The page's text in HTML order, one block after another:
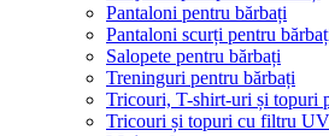
Pantaloni pentru bărbați
Pantaloni scurți pentru
Salopete pentru bărbați
Treninguri pentru bărbați
Tricouri, T-shirt-uri și topuri
Tricouri și topuri cu filtru